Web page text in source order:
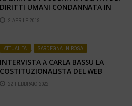
DIRITTI UMANI CONDANNATA IN
IRAN2 APRILE 2019
ATTUALITÀ , SARDEGNA IN ROSA
INTERVISTA A CARLA BASSU LA
COSTITUZIONALISTA DEL WEB
22 FEBBRAIO 2022